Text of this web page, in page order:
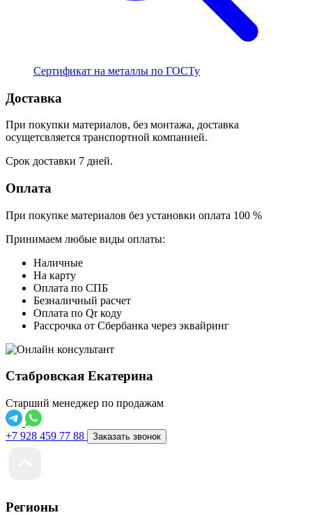
Сертификат на металлы по ГОСТу
Доставка
При покупки материалов, без монтажа, доставка
осущетсвляется транспортной компанией.
Срок доставки 7 дней.
Оплата
При покупке материалов без установки оплата 100 %
Принимаем любые виды оплаты:
Наличные
На карту
Оплата по СПБ
Безналичный расчет
Оплата по Qr коду
Рассрочка от Сбербанка через эквайринг
Стабровская Екатерина
Старший менеджер по продажам
+7 928 459 77 88 Заказать звонок
Регионы